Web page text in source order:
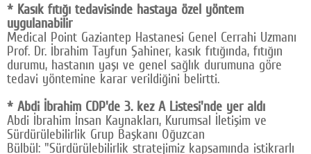
Twitter
Google Plus
© 2026 TÜM HAKLARI SAKLIDIR
* Kasık fıtığı tedavisinde hastaya özel yöntem
uygulanabilir
Medical Point Gaziantep Hastanesi Genel Cerrahi Uzmanı
Prof. Dr. İbrahim Tayfun Şahiner, kasık fıtığında, fıtığın
durumu, hastanın yaşı ve genel sağlık durumuna göre
tedavi yöntemine karar verildiğini belirtti.
* Abdi İbrahim CDP'de 3. kez A Listesi'nde yer aldı
Abdi İbrahim İnsan Kaynakları, Kurumsal İletişim ve
Sürdürülebilirlik Grup Başkanı Oğuzcan
Bülbül: "Sürdürülebilirlik stratejimiz kapsamında istikrarlı